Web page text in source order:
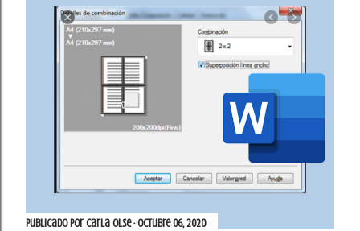
Publicado por Carla OlSe octubre 06, 2020